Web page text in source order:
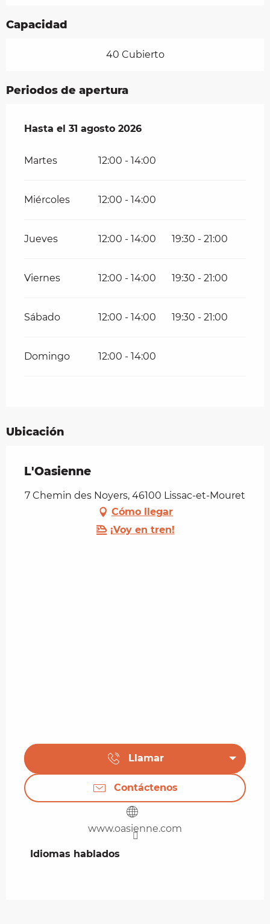
Capacidad
40 Cubierto
Periodos de apertura
Del1 junio 2026al31 agosto 2026
Hasta el 31 agosto 2026
Martes 12:00 - 14:00
Miércoles 12:00 - 14:00
Jueves 12:00 - 14:00 19:30 - 21:00
Viernes 12:00 - 14:00 19:30 - 21:00
Sábado 12:00 - 14:00 19:30 - 21:00
Domingo 12:00 - 14:00
Ubicación
L'Oasienne
7 Chemin des Noyers, 46100 Lissac-et-Mouret
Cómo llegar
¡Voy en tren!
Llamar
Contáctenos
www.oasienne.com
Idiomas hablados
Idiomas hablados